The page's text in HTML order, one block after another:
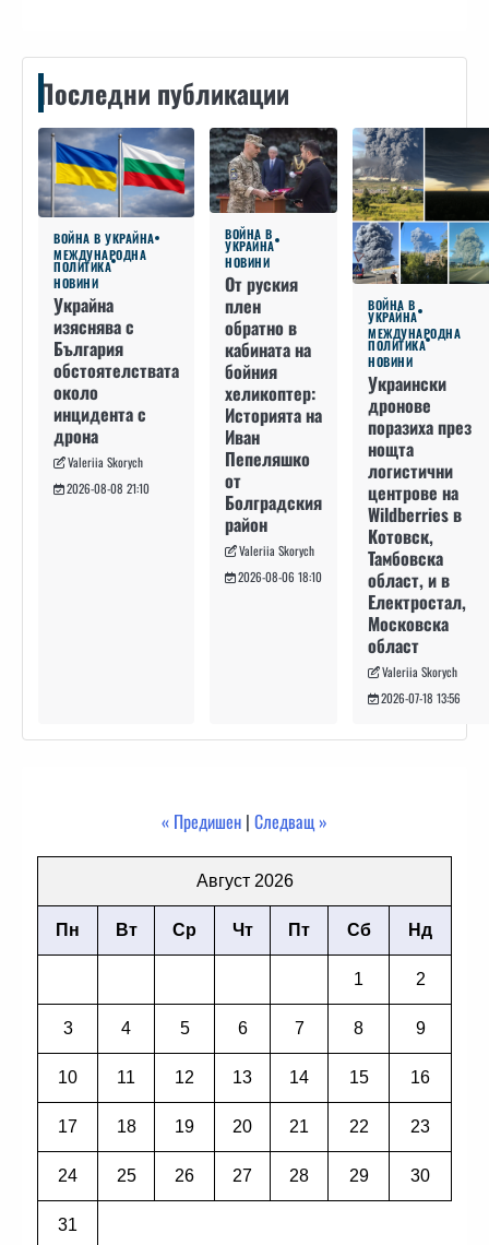
Последни публикации
ВОЙНА В УКРАЙНА
МЕЖДУНАРОДНА
ПОЛИТИКА
НОВИНИ
Украйна
изяснява с
България
обстоятелствата
около
инцидента с
дрона
Valeriia Skorych
2026-08-08 21:10
ВОЙНА В
УКРАЙНА
НОВИНИ
От руския
плен
обратно в
кабината на
бойния
хеликоптер:
Историята на
Иван
Пепеляшко
от
Болградския
район
Valeriia Skorych
2026-08-06 18:10
ВОЙНА В
УКРАЙНА
МЕЖДУНАРОДНА
ПОЛИТИКА
НОВИНИ
Украински
дронове
поразиха през
нощта
логистични
центрове на
Wildberries в
Котовск,
Тамбовска
област, и в
Електростал,
Московска
област
Valeriia Skorych
2026-07-18 13:56
« Предишен | Следващ »
Август 2026
Пн Вт Ср Чт Пт Сб Нд
1 2
3 4 5 6 7 8 9
10 11 12 13 14 15 16
17 18 19 20 21 22 23
24 25 26 27 28 29 30
31